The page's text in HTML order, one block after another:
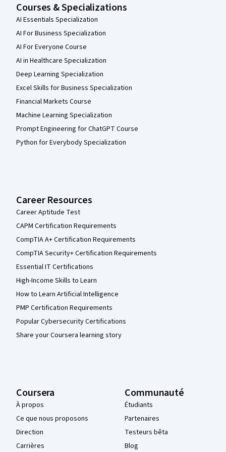
Courses & Specializations
AI Essentials Specialization
AI For Business Specialization
AI For Everyone Course
AI in Healthcare Specialization
Deep Learning Specialization
Excel Skills for Business Specialization
Financial Markets Course
Machine Learning Specialization
Prompt Engineering for ChatGPT Course
Python for Everybody Specialization
Career Resources
Career Aptitude Test
CAPM Certification Requirements
CompTIA A+ Certification Requirements
CompTIA Security+ Certification Requirements
Essential IT Certifications
High-Income Skills to Learn
How to Learn Artificial Intelligence
PMP Certification Requirements
Popular Cybersecurity Certifications
Share your Coursera learning story
Coursera
À propos
Ce que nous proposons
Direction
Carrières
Communauté
Étudiants
Partenaires
Testeurs bêta
Blog